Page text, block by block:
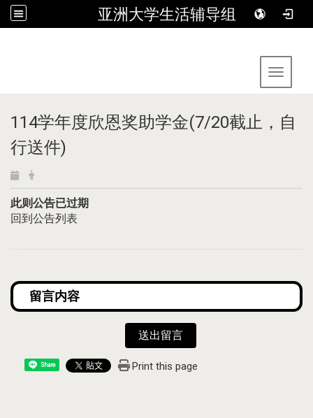
亚洲大学生活辅导组
Toggle
114学年度欣恩奖助学金(7/20截止，自
行送件)
此则公告已过期
回到公告列表
送出留言
Share Print this page